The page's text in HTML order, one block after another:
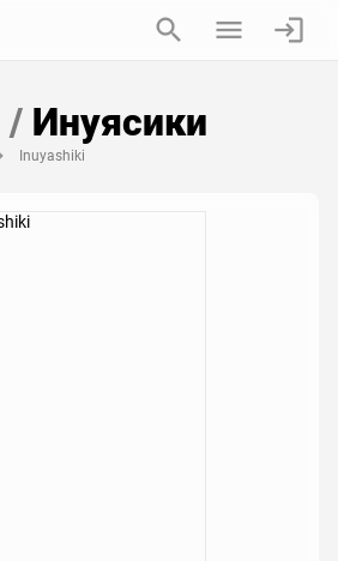
/ Инуясики
Inuyashiki